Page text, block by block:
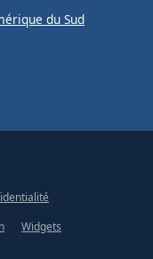
du Sud
Widgets